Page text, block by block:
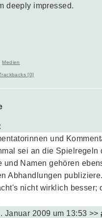
deeply impressed.
Medien
[0]
und
sei an die
und Namen gehören
Abhandlungen
nicht wirklich besser;
Januar 2009 um 13:53 >>